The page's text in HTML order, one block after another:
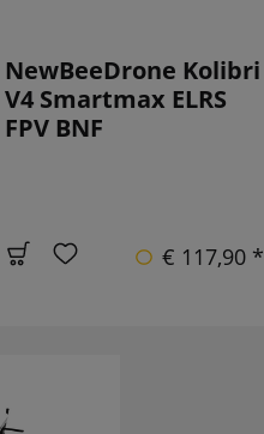
NewBeeDrone Kolibri
V4 Smartmax ELRS
FPV BNF
€ 117,90 *